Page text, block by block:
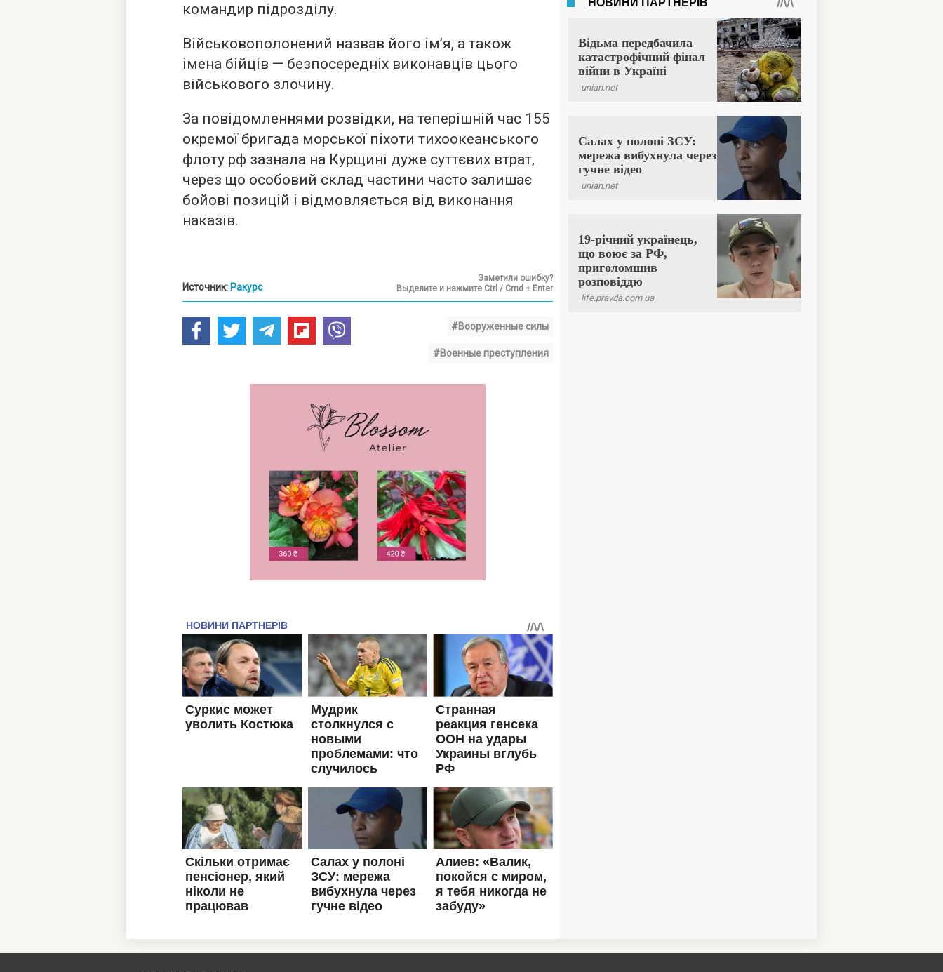
командир підрозділу.
Військовополонений назвав його ім’я, а також
імена бійців — безпосередніх виконавців цього
військового злочину.
За повідомленнями розвідки, на теперішній час 155
окремої бригада морської піхоти тихоокеанського
флоту рф зазнала на Курщині дуже суттєвих втрат,
через що особовий склад частини часто залишає
бойові позицій і відмовляється від виконання
наказів.
Источник: Ракурс
Заметили ошибку?
Выделите и нажмите Ctrl / Cmd + Enter
#Вооруженные силы
#Военные преступления